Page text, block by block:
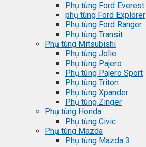
Phụ tùng Ford Everest
phụ tùng Ford Explorer
Phụ tùng Ford Ranger
Phụ tùng Transit
Phụ tùng Mitsubishi
Phụ tùng Jolie
Phụ tùng Pajero
Phụ tùng Pajero Sport
Phụ tùng Triton
Phụ tùng Xpander
Phụ tùng Zinger
Phụ tùng Honda
Phụ tùng Civic
Phụ tùng Mazda
Phụ tùng Mazda 3